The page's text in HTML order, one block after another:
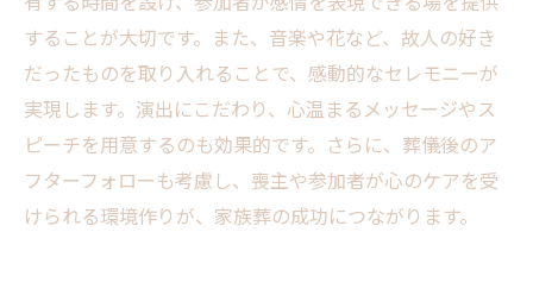
することが大切です。また、音楽や花など、故人の好き
だったものを取り入れることで、感動的なセレモニーが
実現します。演出にこだわり、心温まるメッセージやス
ピーチを用意するのも効果的です。さらに、葬儀後のア
フターフォローも考慮し、喪主や参加者が心のケアを受
けられる環境作りが、家族葬の成功につながります。